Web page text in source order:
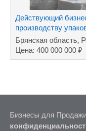
Действующий
производству
полимеров
Брянская область,
Цена: 400 000 000 ₽
Бизнесы для